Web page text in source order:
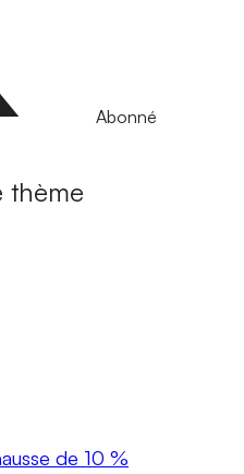
Abonné
thème
de 10 %